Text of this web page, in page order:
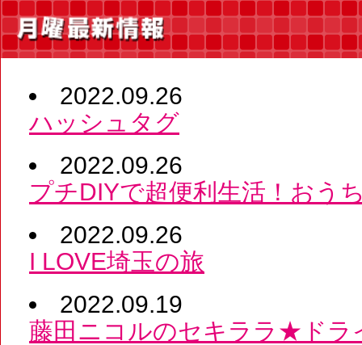
2022.09.26
ハッシュタグ
2022.09.26
プチDIYで超便利生活！おう
2022.09.26
I LOVE埼玉の旅
2022.09.19
藤田ニコルのセキララ★ドラ